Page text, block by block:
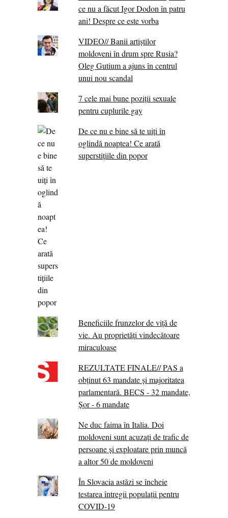
ce nu a făcut Igor Dodon în patru
ani! Despre ce este vorba
VIDEO// Banii artiștilor
moldoveni în drum spre Rusia?
Oleg Gutium a ajuns în centrul
unui nou scandal
7 cele mai bune poziții sexuale
pentru cuplurile gay
De ce nu e bine să te uiți în
oglindă noaptea! Ce arată
superstițiile din popor
Beneficiile frunzelor de viță de
vie. Au proprietăţi vindecătoare
miraculoase
REZULTATE FINALE// PAS a
obținut 63 mandate și majoritatea
parlamentară. BECS - 32 mandate,
Șor - 6 mandate
Ne duc faima în Italia. Doi
moldoveni sunt acuzați de trafic de
persoane și exploatare prin muncă
a altor 50 de moldoveni
În Slovacia astăzi se încheie
testarea întregii populații pentru
COVID-19